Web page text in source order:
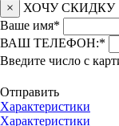
×
ХОЧУ СКИДКУ
Ваше имя*
ВАШ ТЕЛЕФОН:*
Введите число с
Отправить
Характеристики
Характеристики